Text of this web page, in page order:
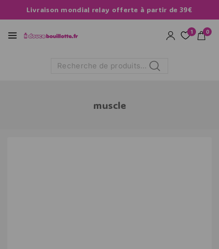
Livraison mondial relay offerte à partir de 39€
1 0
Recherche
muscle